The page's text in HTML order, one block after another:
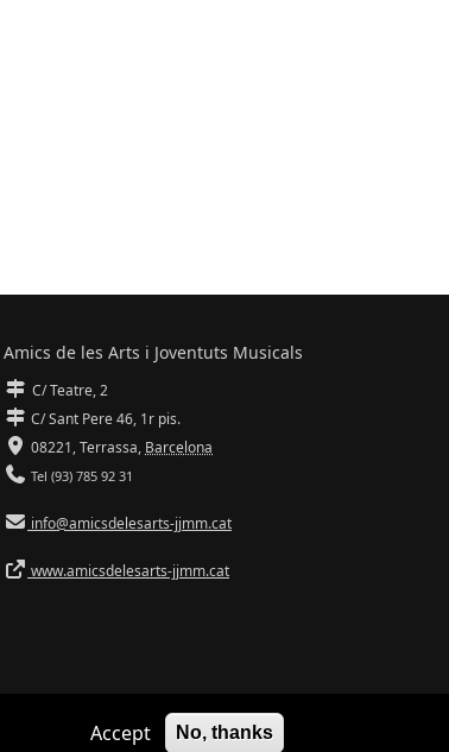
Amics de les Arts i Joventuts Musicals
C/ Teatre, 2
C/ Sant Pere 46, 1r pis.
08221,Terrassa, Barcelona
Tel (93) 785 92 31
info@amicsdelesarts-jjmm.cat
www.amicsdelesarts-jjmm.cat
perCommunia | Hosting d' Ilimit
Accept No, thanks